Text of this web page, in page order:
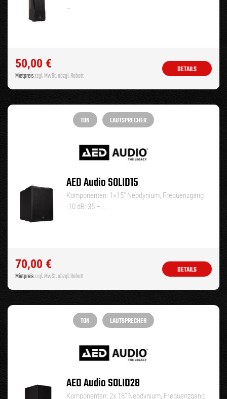
…
50,00 €
Mietpreiszzgl. MwSt. abzgl. Rabatt
DETAILS
TON LAUTSPRECHER
AED Audio SOLID15
Komponenten: 1×15″ Neodynium, Frequenzgang
-10 dB: 35 –…
70,00 €
Mietpreiszzgl. MwSt. abzgl. Rabatt
DETAILS
TON LAUTSPRECHER
AED Audio SOLID28
Komponenten: 2x 18″ Neodynium, Frequenzgang